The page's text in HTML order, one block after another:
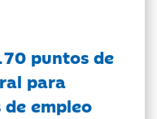
puntos de
para
empleo